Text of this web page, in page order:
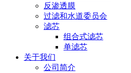
反渗透膜
过滤和水道委员会
滤芯
组合式滤芯
单滤芯
关于我们
公司简介